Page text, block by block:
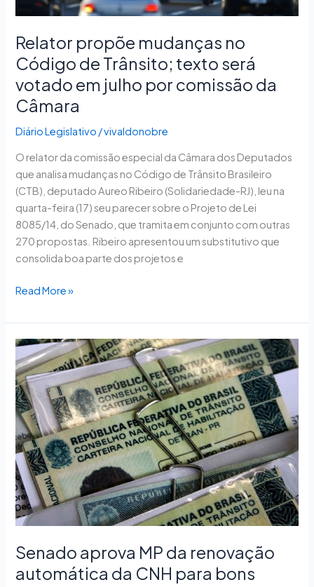
Relator propõe mudanças no
Código de Trânsito; texto será
votado em julho por comissão da
Câmara
Diário Legislativo /vivaldonobre
O relator da comissão especial da Câmara dos Deputados
que analisa mudanças no Código de Trânsito Brasileiro
(CTB), deputado Aureo Ribeiro (Solidariedade-RJ), leu na
quarta-feira (17) seu parecer sobre o Projeto de Lei
8085/14, do Senado, que tramita em conjunto com outras
270 propostas. Ribeiro apresentou um substitutivo que
consolida boa parte dos projetos e
por
da
Câmara
Read More »
Senado aprova MP da renovação
automática da CNH para bons
Senado
aprova
MP
da
renovação
automática
da
CNH
para
bons
condutores